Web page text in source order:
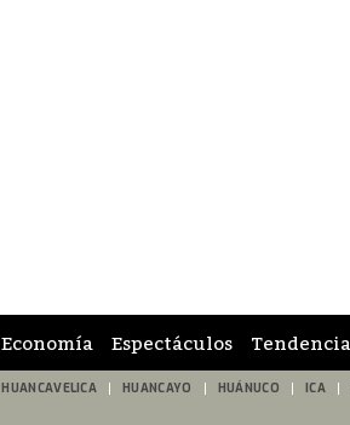
Economía Espectáculos Tendencia
HUANCAVELICA HUANCAYO HUÁNUCO ICA